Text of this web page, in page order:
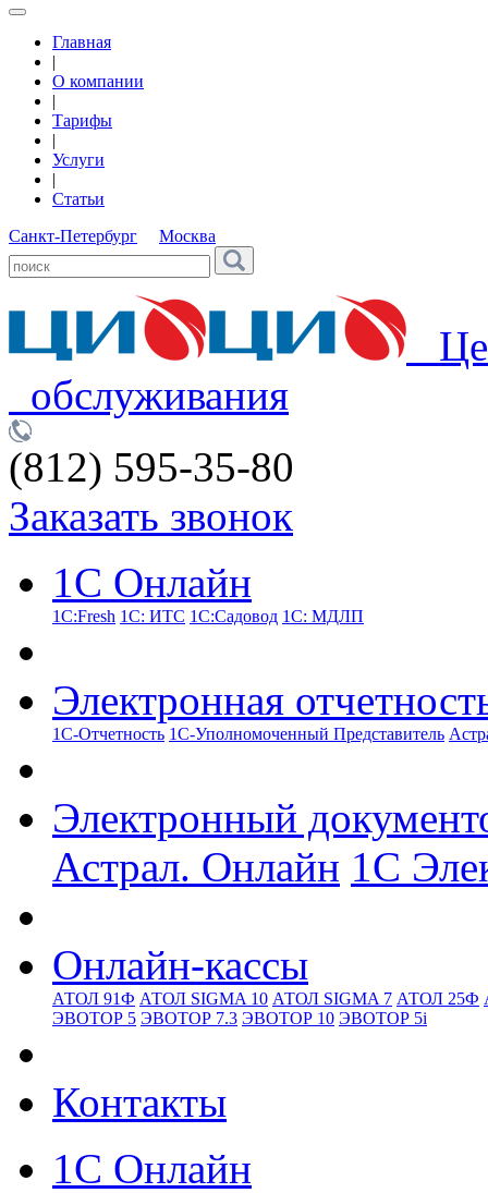
Главная
|
О компании
|
Тарифы
|
Услуги
|
Статьи
Санкт-Петербург
Москва
обслуживания
(812) 595-35-80
Заказать звонок
1С Онлайн
1С:Fresh 1С: ИТС 1С:Садовод 1С: МДЛП
Электронная
1С-Отчетность 1С-Уполномоченный Представитель
Электронный
Астрал. Онлайн 1С
Онлайн-кассы
АТОЛ 91Ф АТОЛ SIGMA 10 АТОЛ SIGMA 7 АТОЛ 25Ф
ЭВОТОР 5 ЭВОТОР 7.3 ЭВОТОР 10 ЭВОТОР 5i
Контакты
1С Онлайн